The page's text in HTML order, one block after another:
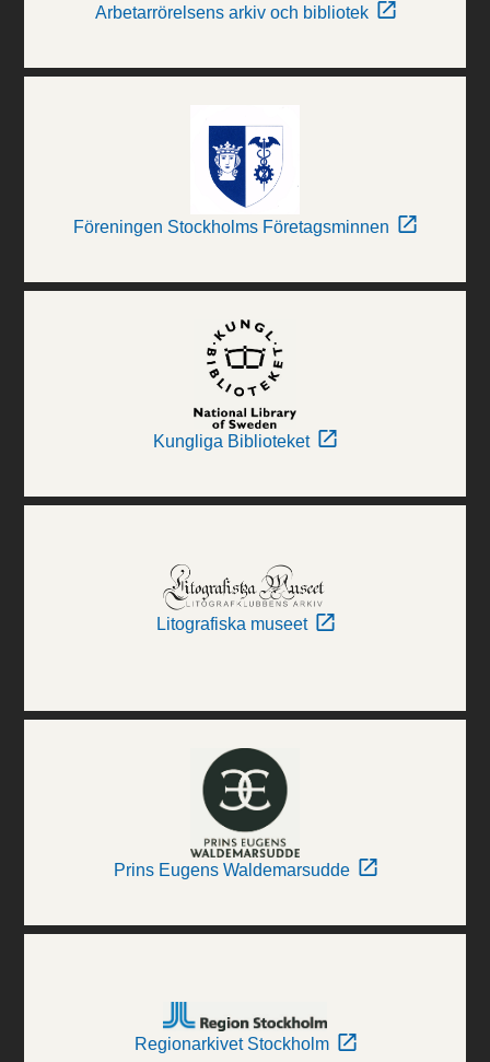
Arbetarrörelsens arkiv och bibliotek
Föreningen Stockholms Företagsminnen
Kungliga Biblioteket
Litografiska museet
Prins Eugens Waldemarsudde
Regionarkivet Stockholm